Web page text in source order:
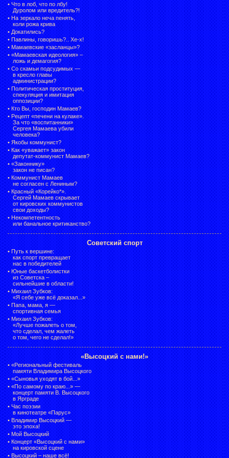
• Что в лоб, что по лбу!
Дуролом или вредитель?!
• На зеркало неча пенять,
коли рожа крива
• Докатились?
• Павлины, говоришь?.. Хе-х!
• Мамаевские «засланцы»?
• «Мамаевская идеология» –
ложь и демагогия?
• Со скамьи подсудимых —
в кресло главы
администрации?
• Политическая проституция,
спекуляция и имитация
оппозиции?
• Кто Вы, господин Мамаев?
• Рецепт «печени на кулаке».
За что «воспитанники»
Сергея Мамаева убили
человека?
• Якобы коммунист?
• Как «уважает» закон
депутат-коммунист Мамаев?
• «Законнику»
закон не писан?
• Коммунист Мамаев
не согласен с Лениным?
• Красный «Корейко*».
Сергей Мамаев скрывает
от кировских коммунистов
свои доходы?
• Некомпетентность
или банальное критиканство?
Советский спорт
• Путь к вершине:
как спорт превращает
нас в победителей
• Юные баскетболистки
из Советска –
сильнейшие в области!
• Михаил Зубков:
«Я себе уже всё доказал...»
• Папа, мама, я —
спортивная семья
• Михаил Зубков:
«Лучше пожалеть о том,
что сделал, чем жалеть
о том, чего не сделал!»
«Высоцкий с нами!»
• «Региональный фестиваль
памяти Владимира Высоцкого
• «Сыновья уходят в бой...»
• «По самому по краю...» —
концерт памяти В. Высоцкого
в Ярграде
• Час поэзии
в кинотеатре «Парус»
• Владимир Высоцкий —
это эпоха!
• Мой Высоцкий
• Концерт «Высоцкий с нами»
на кировской сцене
• Высоцкий – наше всё!